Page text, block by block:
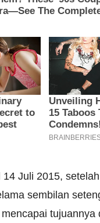
14 Juli 2015, setelah
sembilan
tujuannya